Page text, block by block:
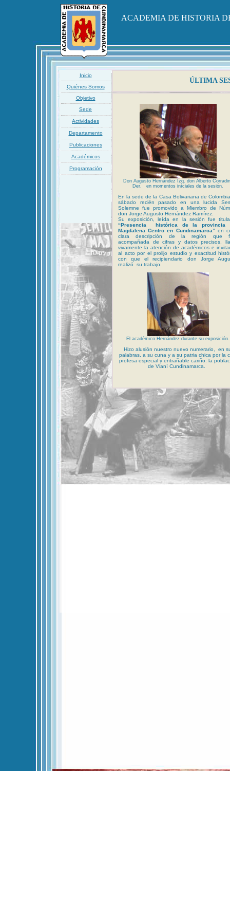
ACADEMIA DE HISTORIA
Inicio
ÚLTIMA
Quiénes Somos
Objetivo
Don Augusto Hernández Izq. don Alberto
Der. en momentos iníciales de la sesión.
En la sede de la Casa Bolivariana de
sábado recién pasado en una lucida
Solemne fue promovido a Miembro de
don Jorge Augusto Hernández Ramírez.
Su exposición, leída en la sesión fue
“Presencia histórica de la provincia
Magdalena Centro en Cundinamarca”en
clara descripción de la región que
acompañada de cifras y datos precisos,
vivamente la atención de académicos e
al acto por el prolijo estudio y exactitud
con que el recipiendario don Jorge
realizó su trabajo.
El académico Hernández durante su exposición.
Hizo alusión nuestro nuevo numerario, en
palabras, a su cuna y a su patria chica por la
profesa especial y entrañable cariño: la
de Vianí Cundinamarca.
Sede
Actividades
Departamento
Publicaciones
Académicos
Programación